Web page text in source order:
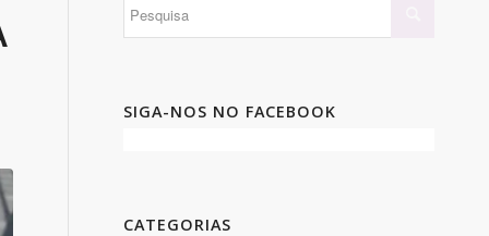
SIGA-NOS NO FACEBOOK
CATEGORIAS